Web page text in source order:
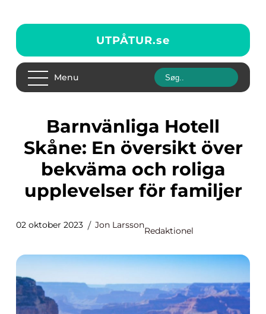
UTPÅTUR.se
Menu
Barnvänliga Hotell
Skåne: En översikt över
bekväma och roliga
upplevelser för familjer
02 oktober 2023 Jon Larsson
Redaktionel